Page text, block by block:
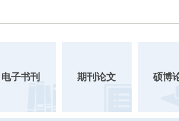
电子书刊 期刊论文 硕博